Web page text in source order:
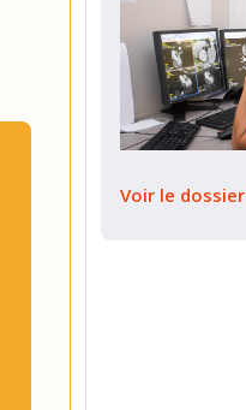
Voir le dossier